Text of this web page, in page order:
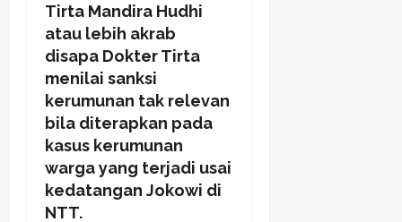
Tirta Mandira Hudhi
atau lebih akrab
disapa Dokter Tirta
menilai sanksi
kerumunan tak relevan
bila diterapkan pada
kasus kerumunan
warga yang terjadi usai
kedatangan Jokowi di
NTT.